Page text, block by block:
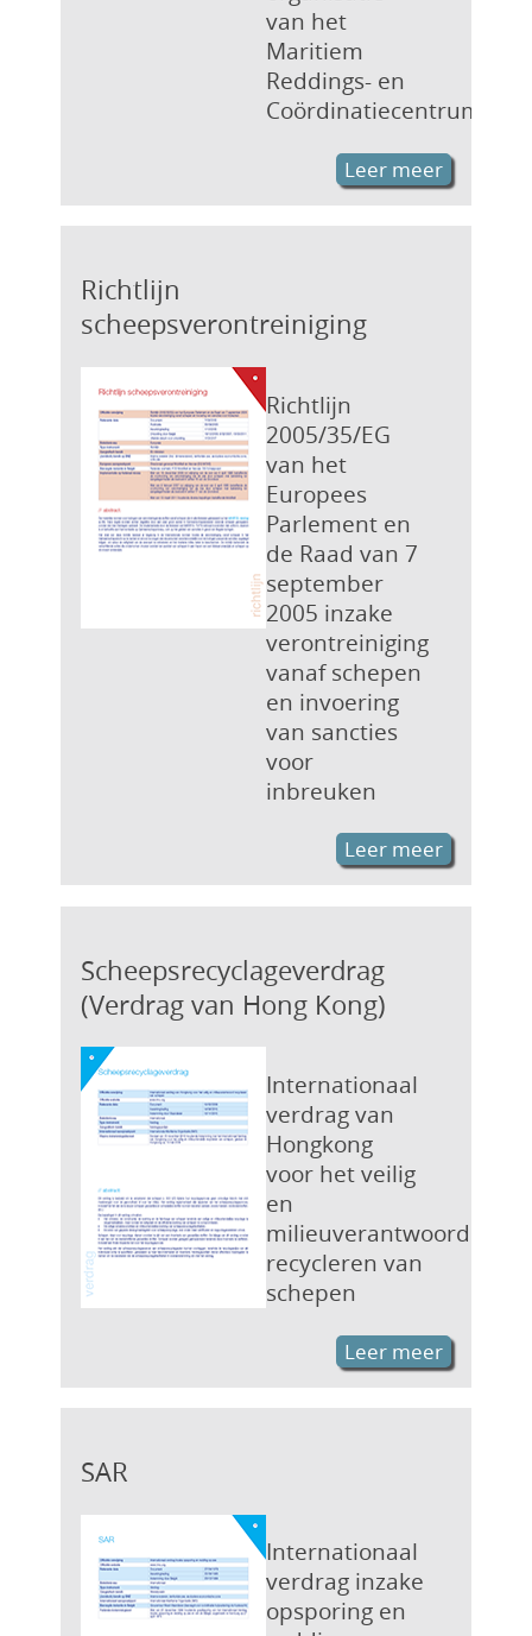
van het
Maritiem
Reddings- en
Coördinatiecentrum
Leer meer
Richtlijn
scheepsverontreiniging
Richtlijn
2005/35/EG
van het
Europees
Parlement en
de Raad van 7
september
2005 inzake
verontreiniging
vanaf schepen
en invoering
van sancties
voor
inbreuken
Leer meer
Scheepsrecyclageverdrag
(Verdrag van Hong Kong)
Internationaal
verdrag van
Hongkong
voor het veilig
en
milieuverantwoord
recycleren van
schepen
Leer meer
SAR
Internationaal
verdrag inzake
opsporing en